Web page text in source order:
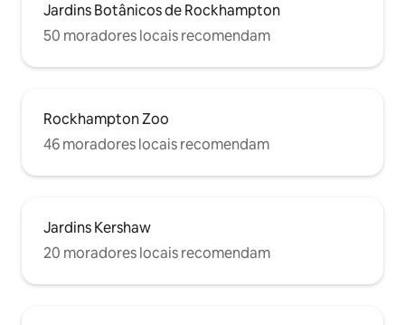
Jardins Botânicos de Rockhampton
50 moradores locais recomendam
Rockhampton Zoo
46 moradores locais recomendam
Jardins Kershaw
20 moradores locais recomendam